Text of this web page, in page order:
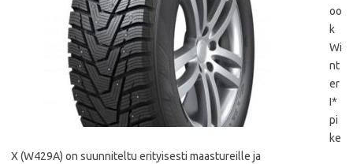
oo
k
Wi
nt
er
I*
pi
ke
X (W429A) on suunniteltu erityisesti maastureille ja